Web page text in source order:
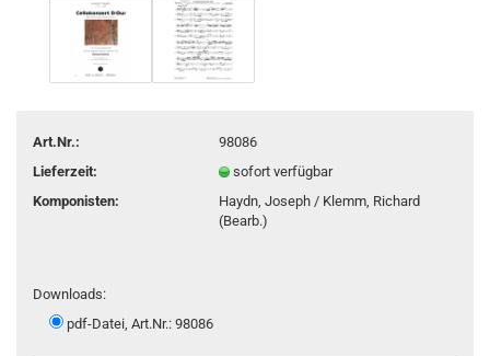
Art.Nr.:
98086
Lieferzeit:
sofort verfügbar
Komponisten:
Haydn, Joseph / Klemm, Richard
(Bearb.)
Downloads:
pdf-Datei, Art.Nr.: 98086